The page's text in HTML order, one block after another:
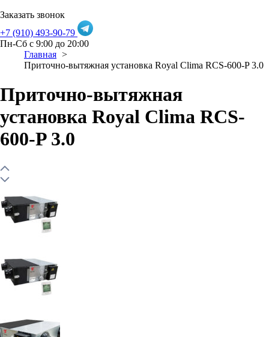
Заказать звонок
+7 (910) 493-90-79
Пн-Сб с 9:00 до 20:00
Главная
Приточно-вытяжная установка Royal Clima RCS-600-P 3.0
Приточно-вытяжная
установка Royal Clima RCS-
600-P 3.0